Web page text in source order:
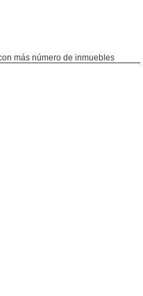
más número de inmuebles